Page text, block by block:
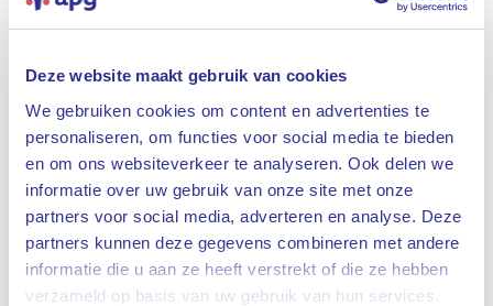
Deze website maakt gebruik van cookies
We gebruiken cookies om content en advertenties te
personaliseren, om functies voor social media te bieden
en om ons websiteverkeer te analyseren. Ook delen we
informatie over uw gebruik van onze site met onze
partners voor social media, adverteren en analyse. Deze
partners kunnen deze gegevens combineren met andere
informatie die u aan ze heeft verstrekt of die ze hebben
verzameld op basis van uw gebruik van hun services.
Sluiten